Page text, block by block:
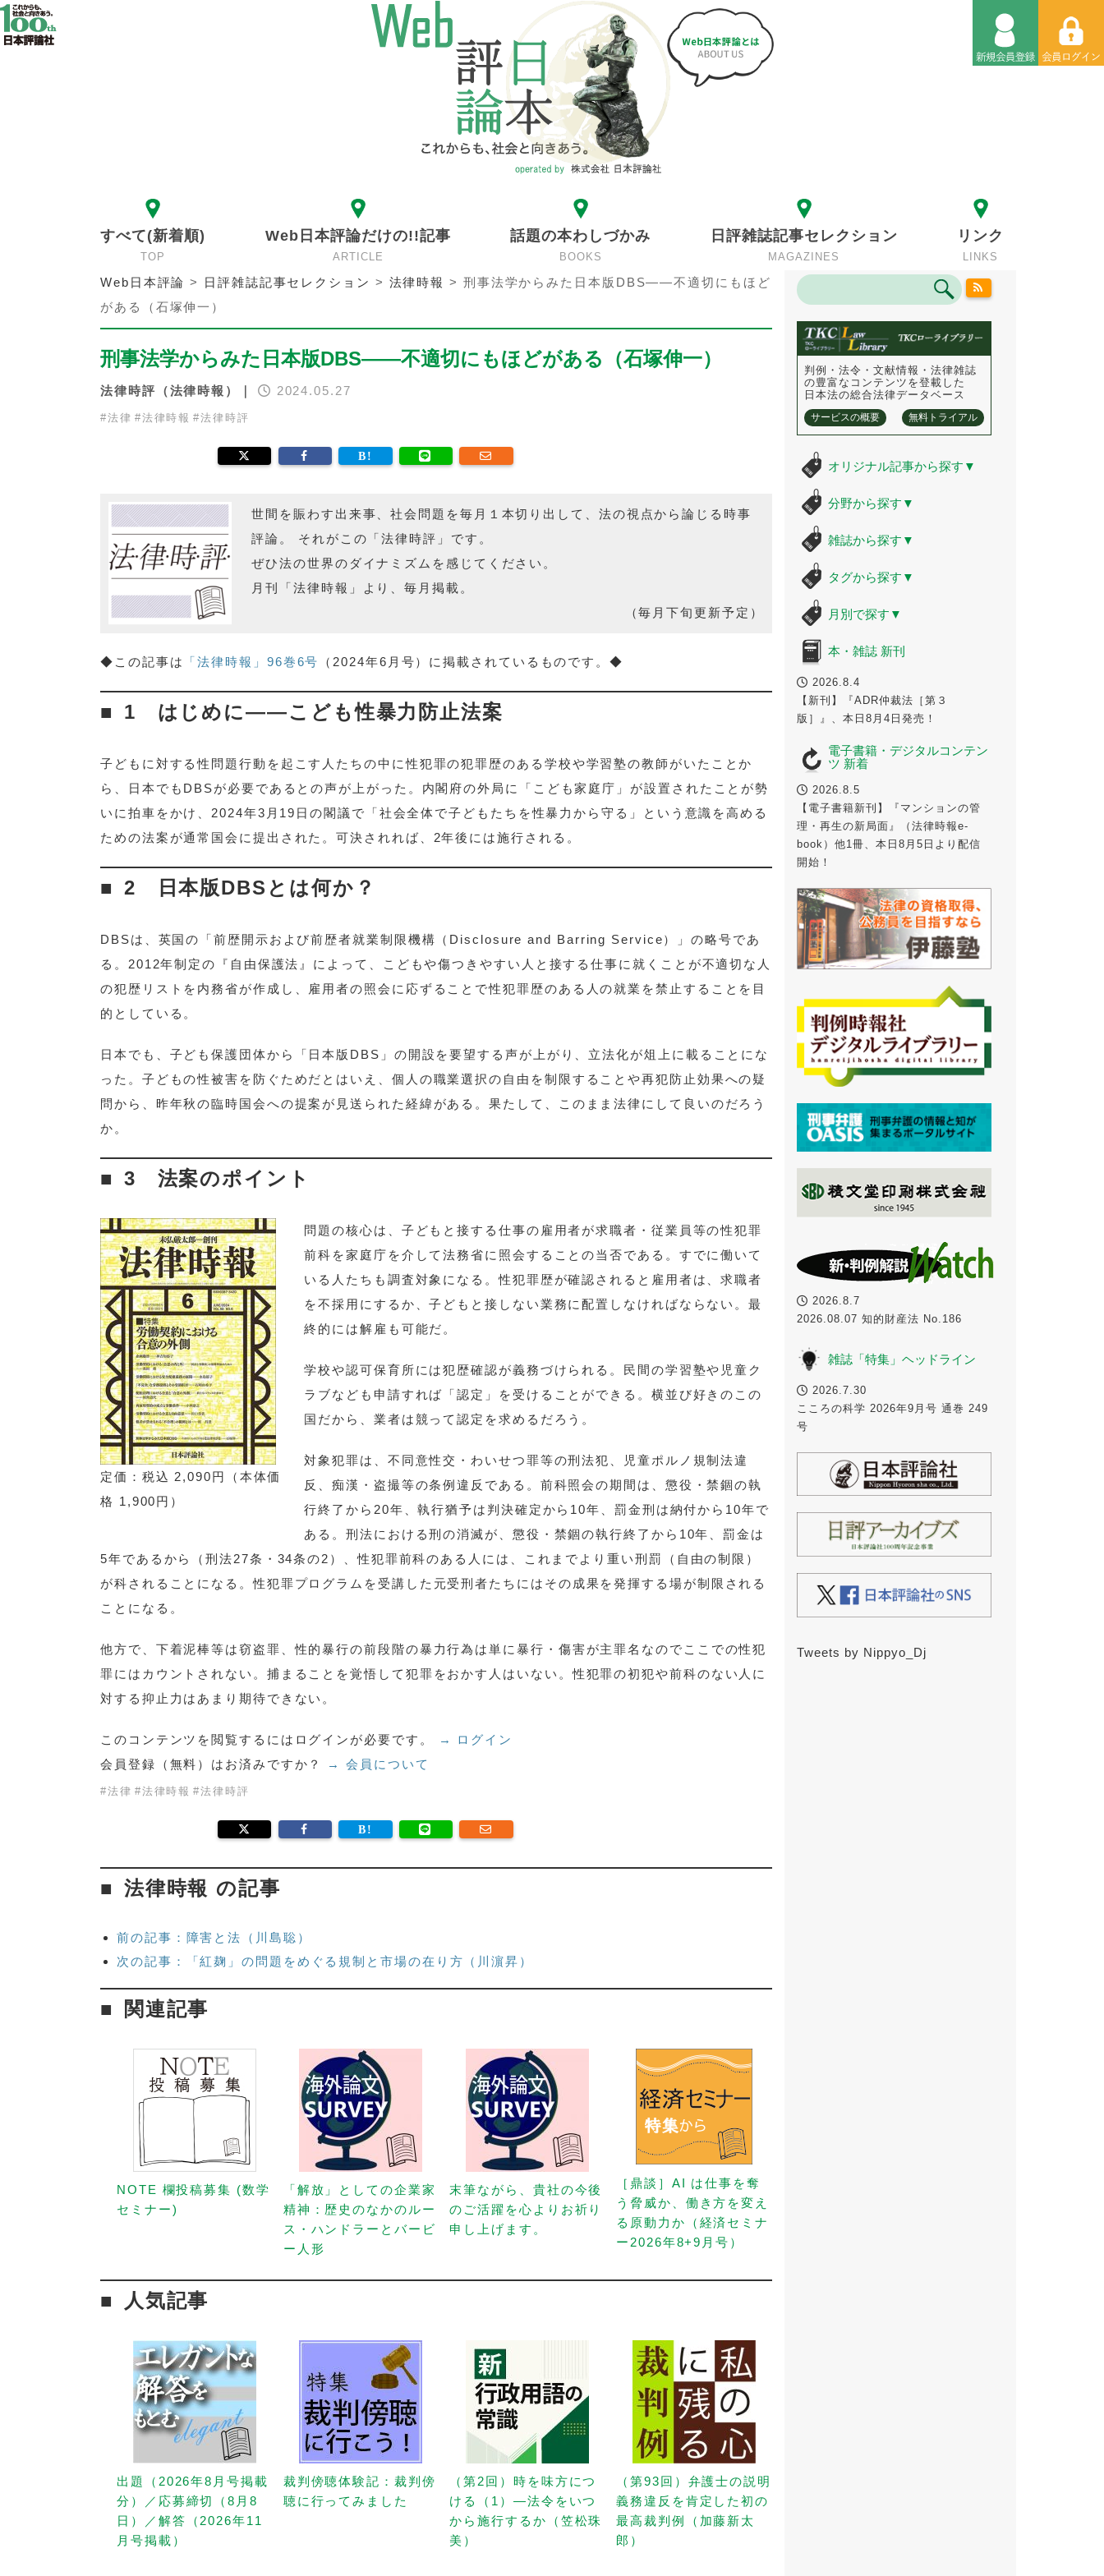
すべて(新着順)
TOP
Web日本評論だけの!!記事
ARTICLE
話題の本わしづかみ
BOOKS
日評雑誌記事セレクション
MAGAZINES
リンク
LINKS
Web日本評論 > 日評雑誌記事セレクション > 法律時報 > 刑事法学からみた日本版DBS――不適切にもほど
がある（石塚伸一）
刑事法学からみた日本版DBS――不適切にもほどがある（石塚伸一）
法律時評（法律時報）｜ 2024.05.27
#法律 #法律時報 #法律時評
世間を賑わす出来事、社会問題を毎月１本切り出して、法の視点から論じる時事
評論。 それがこの「法律時評」です。
ぜひ法の世界のダイナミズムを感じてください。
月刊「法律時報」より、毎月掲載。
（毎月下旬更新予定）
◆この記事は 「法律時報」96巻6号 （2024年6月号）に掲載されているものです。◆
1 はじめに――こども性暴力防止法案
子どもに対する性問題行動を起こす人たちの中に性犯罪の犯罪歴のある学校や学習塾の教師がいたことか
ら、日本でもDBSが必要であるとの声が上がった。内閣府の外局に「こども家庭庁」が設置されたことが勢
いに拍車をかけ、2024年3月19日の閣議で「社会全体で子どもたちを性暴力から守る」という意識を高める
ための法案が通常国会に提出された。可決されれば、2年後には施行される。
2 日本版DBSとは何か？
DBSは、英国の「前歴開示および前歴者就業制限機構（Disclosure and Barring Service）」の略号であ
る。2012年制定の『自由保護法』によって、こどもや傷つきやすい人と接する仕事に就くことが不適切な人
の犯歴リストを内務省が作成し、雇用者の照会に応ずることで性犯罪歴のある人の就業を禁止することを目
的としている。
日本でも、子ども保護団体から「日本版DBS」の開設を要望する声が上がり、立法化が俎上に載ることにな
った。子どもの性被害を防ぐためだとはいえ、個人の職業選択の自由を制限することや再犯防止効果への疑
問から、昨年秋の臨時国会への提案が見送られた経緯がある。果たして、このまま法律にして良いのだろう
か。
3 法案のポイント
定価：税込 2,090円（本体価
格 1,900円）
問題の核心は、子どもと接する仕事の雇用者が求職者・従業員等の性犯罪
前科を家庭庁を介して法務省に照会することの当否である。すでに働いて
いる人たちも調査対象になる。性犯罪歴が確認されると雇用者は、求職者
を不採用にするか、子どもと接しない業務に配置しなければならない。最
終的には解雇も可能だ。
学校や認可保育所には犯歴確認が義務づけられる。民間の学習塾や児童ク
ラブなども申請すれば「認定」を受けることができる。横並び好きのこの
国だから、業者は競って認定を求めるだろう。
対象犯罪は、不同意性交・わいせつ罪等の刑法犯、児童ポルノ規制法違
反、痴漢・盗撮等の条例違反である。前科照会の期間は、懲役・禁錮の執
行終了から20年、執行猶予は判決確定から10年、罰金刑は納付から10年で
ある。刑法における刑の消滅が、懲役・禁錮の執行終了から10年、罰金は
5年であるから（刑法27条・34条の2）、性犯罪前科のある人には、これまでより重い刑罰（自由の制限）
が科されることになる。性犯罪プログラムを受講した元受刑者たちにはその成果を発揮する場が制限される
ことになる。
他方で、下着泥棒等は窃盗罪、性的暴行の前段階の暴力行為は単に暴行・傷害が主罪名なのでここでの性犯
罪にはカウントされない。捕まることを覚悟して犯罪をおかす人はいない。性犯罪の初犯や前科のない人に
対する抑止力はあまり期待できない。
このコンテンツを閲覧するにはログインが必要です。
→ ログイン
会員登録（無料）はお済みですか？
→ 会員について
#法律 #法律時報 #法律時評
法律時報 の記事
前の記事：障害と法（川島聡）
次の記事：「紅麹」の問題をめぐる規制と市場の在り方（川濵昇）
関連記事
NOTE 欄投稿募集 (数学
セミナー)
「解放」としての企業家
精神：歴史のなかのルー
ス・ハンドラーとバービ
ー人形
末筆ながら、貴社の今後
のご活躍を心よりお祈り
申し上げます。
［鼎談］AI は仕事を奪
う脅威か、働き方を変え
る原動力か（経済セミナ
ー2026年8+9月号）
人気記事
出題（2026年8月号掲載
分）／応募締切（8月8
日）／解答（2026年11
月号掲載）
裁判傍聴体験記：裁判傍
聴に行ってみました
（第2回）時を味方につ
ける（1）—法令をいつ
から施行するか（笠松珠
美）
（第93回）弁護士の説明
義務違反を肯定した初の
最高裁判例（加藤新太
郎）
判例・法令・文献情報・法律雑誌
の豊富なコンテンツを登載した
日本法の総合法律データベース
サービスの概要 無料トライアル
オリジナル記事から探す ▼
分野から探す ▼
雑誌から探す ▼
タグから探す ▼
月別で探す ▼
本・雑誌 新刊
2026.8.4
【新刊】『ADR仲裁法［第３
版］』、本日8月4日発売！
電子書籍・デジタルコンテン
ツ 新着
2026.8.5
【電子書籍新刊】『マンションの管
理・再生の新局面』（法律時報e-
book）他1冊、本日8月5日より配信
開始！
2026.8.7
2026.08.07 知的財産法 No.186
雑誌「特集」ヘッドライン
2026.7.30
こころの科学 2026年9月号 通巻 249
号
Tweets by Nippyo_Dj